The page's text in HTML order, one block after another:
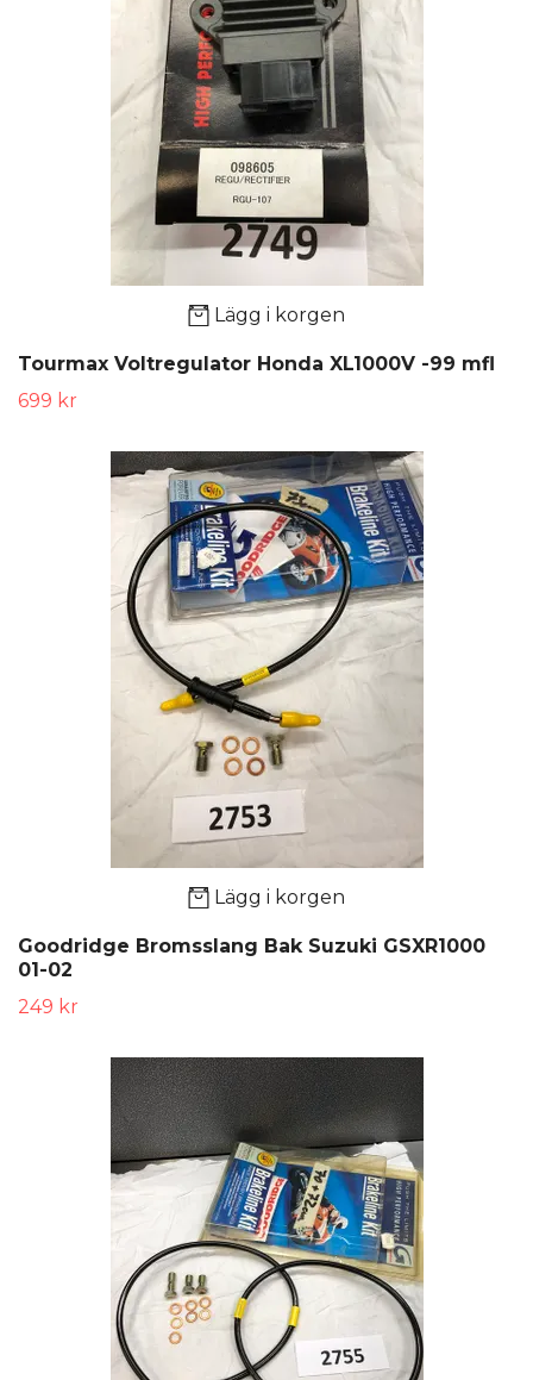
Lägg i korgen
Tourmax Voltregulator Honda XL1000V -99 mfl
699 kr
Lägg i korgen
Goodridge Bromsslang Bak Suzuki GSXR1000
01-02
249 kr